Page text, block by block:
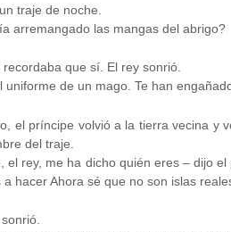
traje de noche.
arremangado las mangas del abrigo?
recordaba que sí. El rey sonrió.
uniforme de un mago. Te han
el príncipe volvió a la tierra vecina y
del traje.
el rey, me ha dicho quién eres – dijo
a hacer Ahora sé que no son islas